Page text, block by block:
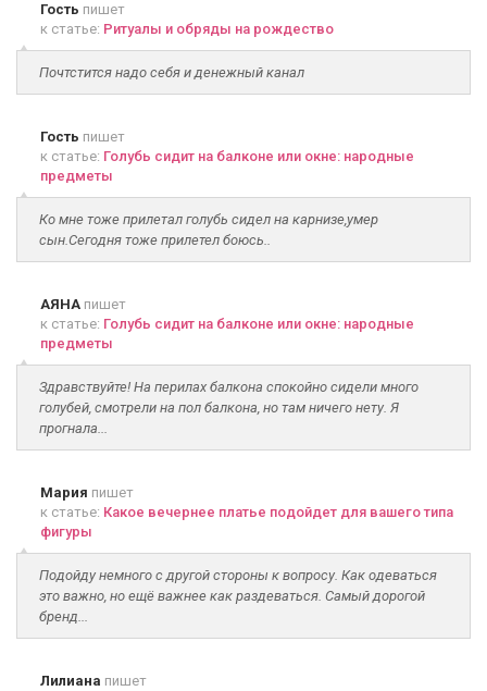
Гость пишет
к статье: Ритуалы и обряды на рождество
Почтстится надо себя и денежный канал
Гость пишет
к статье: Голубь сидит на балконе или окне: народные
предметы
Ко мне тоже прилетал голубь сидел на карнизе,умер
сын.Сегодня тоже прилетел боюсь..
АЯНА пишет
к статье: Голубь сидит на балконе или окне: народные
предметы
Здравствуйте! На перилах балкона спокойно сидели много
голубей, смотрели на пол балкона, но там ничего нету. Я
прогнала...
Мария пишет
к статье: Какое вечернее платье подойдет для вашего типа
фигуры
Подойду немного с другой стороны к вопросу. Как одеваться
это важно, но ещё важнее как раздеваться. Самый дорогой
бренд...
Лилиана пишет